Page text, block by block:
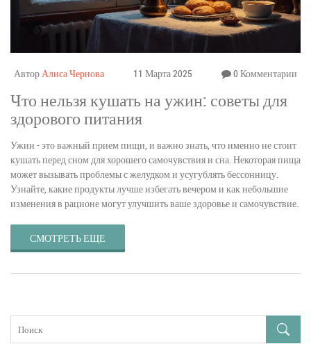
АвторАлиса Чернова 11 Марта 2025 0 Комментарии
Что нельзя кушать на ужин: советы для
здорового питания
Ужин - это важный прием пищи, и важно знать, что именно не стоит
кушать перед сном для хорошего самочувствия и сна. Некоторая пища
может вызывать проблемы с желудком и усугублять бессонницу.
Узнайте, какие продукты лучше избегать вечером и как небольшие
изменения в рационе могут улучшить ваше здоровье и самочувствие.
СМОТРЕТЬ ЕЩЕ